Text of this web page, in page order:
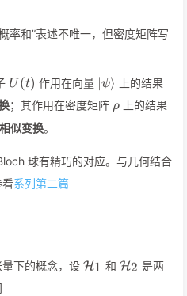
率和”表述不唯一，但密度矩阵写
U(t)
U (t) 作用在向量 ψ⟩
上的结果
；其作用在密度矩阵 \rho
ρ 上的结果
似变换。
球有精巧的对应。与几何结合
看系列第二篇
下的概念，设 \mathcal{H}_1
H1 和H2 是两